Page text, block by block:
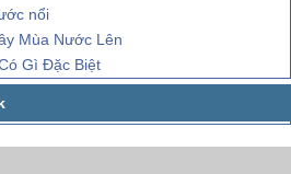
nổi
Mùa Nước Lên
Gì Đặc Biệt